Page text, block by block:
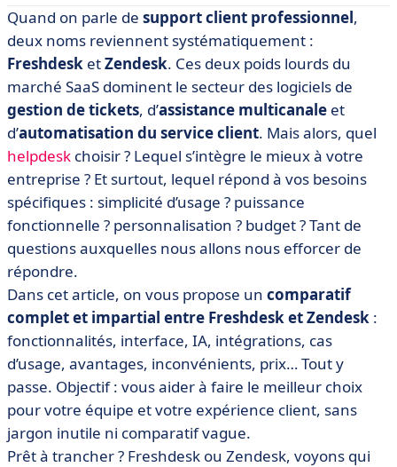
• Qu'est-ce que Freshdesk ?
• Qu'est-ce que Zendesk ?
• Freshdesk vs Zendesk : comparez les fonctionnalités
• Freshdesk vs Zendesk : comparez les prix
• Freshdesk vs Zendesk : quelles fonctionnalités IA
pour votre support client ?
• Freshdesk vs Zendesk : quelle interface est la plus
intuitive ?
• Freshdesk vs Zendesk : comparez les intégrations
• Quand choisir Freshdesk ou Zendesk ?
• Freshdesk vs Zendesk : au final, quel outil de support
client choisir ?
• FAQ : réponses aux questions fréquentes sur
Freshdesk et Zendesk
Quand on parle de support client professionnel,
deux noms reviennent systématiquement :
Freshdesk etZendesk. Ces deux poids lourds du
marché SaaS dominent le secteur des logiciels de
gestion de tickets, d’assistance multicanale et
d’automatisation du service client. Mais alors, quel
helpdesk choisir ? Lequel s’intègre le mieux à votre
entreprise ? Et surtout, lequel répond à vos besoins
spécifiques : simplicité d’usage ? puissance
fonctionnelle ? personnalisation ? budget ? Tant de
questions auxquelles nous allons nous efforcer de
répondre.
Dans cet article, on vous propose un comparatif
complet et impartial entre Freshdesk et Zendesk :
fonctionnalités, interface, IA, intégrations, cas
d’usage, avantages, inconvénients, prix… Tout y
passe. Objectif : vous aider à faire le meilleur choix
pour votre équipe et votre expérience client, sans
jargon inutile ni comparatif vague.
Prêt à trancher ? Freshdesk ou Zendesk, voyons qui